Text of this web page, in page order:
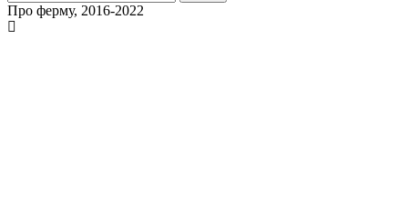
Про ферму, 2016-2022